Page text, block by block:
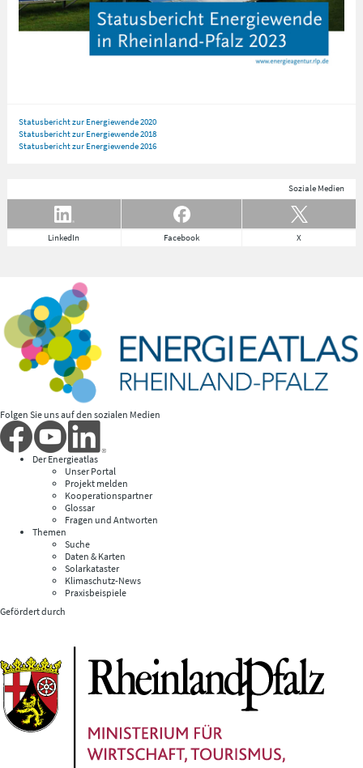
Statusbericht zur Energiewende 2020
Statusbericht zur Energiewende 2018
Statusbericht zur Energiewende 2016
Soziale Medien
LinkedIn Facebook X
Folgen Sie uns auf den sozialen Medien
Der Energieatlas
Unser Portal
Projekt melden
Kooperationspartner
Glossar
Fragen und Antworten
Themen
Suche
Daten & Karten
Solarkataster
Klimaschutz-News
Praxisbeispiele
Gefördert durch